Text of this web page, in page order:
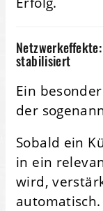
stabilisiert
Ein
der
Sobald ein
in ein
wird,
automatisch.